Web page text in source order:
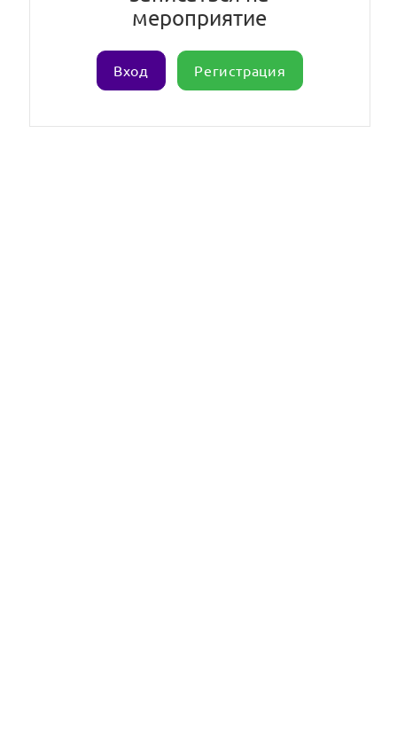
мероприятие
Вход Регистрация